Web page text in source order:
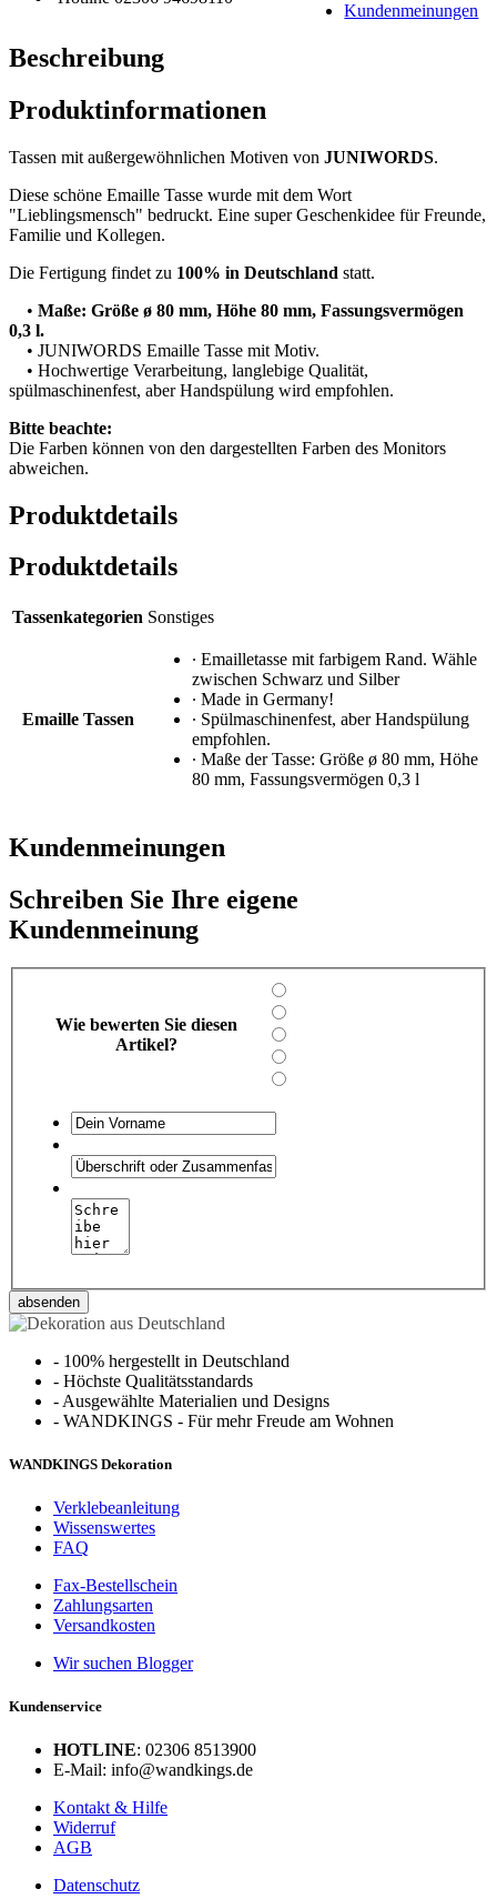
Kundenmeinungen
Beschreibung
Produktinformationen
Tassen mit außergewöhnlichen Motiven von JUNIWORDS.
Diese schöne Emaille Tasse wurde mit dem Wort
"Lieblingsmensch" bedruckt. Eine super Geschenkidee für Freunde,
Familie und Kollegen.
Die Fertigung findet zu 100% in Deutschland statt.
• Maße: Größe ø 80 mm, Höhe 80 mm, Fassungsvermögen
0,3 l.
• JUNIWORDS Emaille Tasse mit Motiv.
• Hochwertige Verarbeitung, langlebige Qualität,
spülmaschinenfest, aber Handspülung wird empfohlen.
Bitte beachte:
Die Farben können von den dargestellten Farben des Monitors
abweichen.
Produktdetails
Produktdetails
Tassenkategorien Sonstiges
Emaille Tassen
∙ Emailletasse mit farbigem Rand. Wähle
zwischen Schwarz und Silber
∙ Made in Germany!
∙ Spülmaschinenfest, aber Handspülung
empfohlen.
∙ Maße der Tasse: Größe ø 80 mm, Höhe
80 mm, Fassungsvermögen 0,3 l
Kundenmeinungen
Schreiben Sie Ihre eigene
Kundenmeinung
Wie bewerten Sie diesen
Artikel?
absenden
- 100% hergestellt in Deutschland
- Höchste Qualitätsstandards
- Ausgewählte Materialien und Designs
- WANDKINGS - Für mehr Freude am Wohnen
WANDKINGS Dekoration
Verklebeanleitung
Wissenswertes
FAQ
Fax-Bestellschein
Zahlungsarten
Versandkosten
Wir suchen Blogger
Kundenservice
HOTLINE: 02306 8513900
E-Mail: info@wandkings.de
Kontakt & Hilfe
Widerruf
AGB
Datenschutz